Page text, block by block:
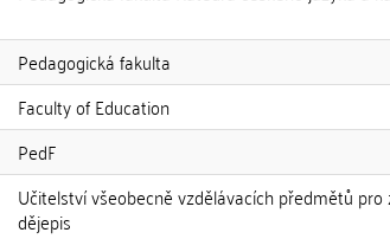
Pedagogická fakulta
Faculty of Education
PedF
Učitelství všeobecně vzdělávacích předmětů
dějepis